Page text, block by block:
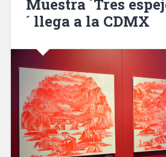
Muestra ´Tres
´ llega a la CDMX